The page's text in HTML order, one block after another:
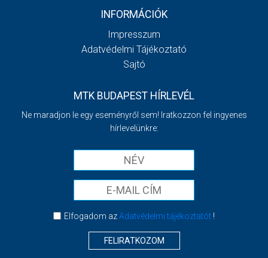
INFORMÁCIÓK
Impresszum
Adatvédelmi Tájékoztató
Sajtó
MTK BUDAPEST HÍRLEVÉL
Ne maradjon le egy eseményről sem! Iratkozzon fel ingyenes
hírlevelünkre:
Elfogadom azAdatvédelmi tájékoztatót!
FELIRATKOZOM